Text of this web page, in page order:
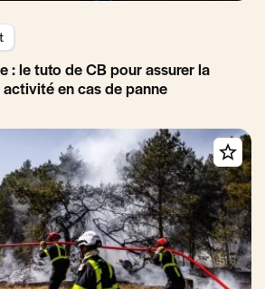
: le tuto de CB pour assurer la
en cas de panne